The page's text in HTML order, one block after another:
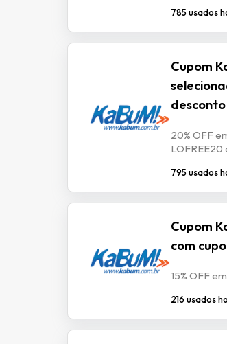
785 usados
Cupom
20% OFF
795 usados
Cupom
com
15% OFF
216 usados